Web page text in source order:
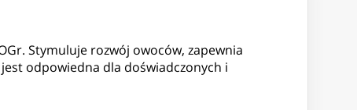
Stymuluje rozwój owoców, zapewnia
odpowiedna dla doświadczonych i